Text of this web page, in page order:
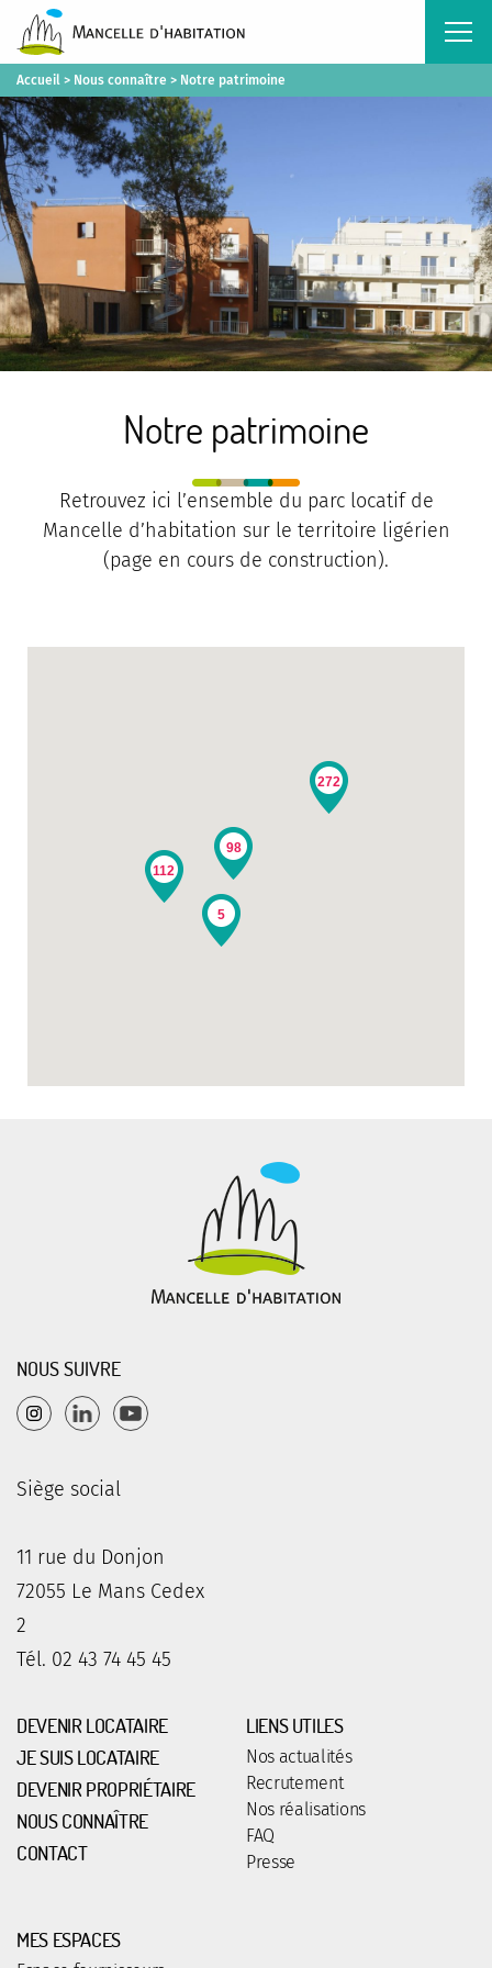
Accueil > Nous connaître > Notre patrimoine
Notre patrimoine
Retrouvez ici l’ensemble du parc locatif de
Mancelle d’habitation sur le territoire ligérien
(page en cours de construction).
272
98
112
5
NOUS SUIVRE
Siège social
11 rue du Donjon
72055 Le Mans Cedex
2
Tél. 02 43 74 45 45
DEVENIR LOCATAIRE
JE SUIS LOCATAIRE
DEVENIR PROPRIÉTAIRE
NOUS CONNAÎTRE
CONTACT
LIENS UTILES
Nos actualités
Recrutement
Nos réalisations
FAQ
Presse
MES ESPACES